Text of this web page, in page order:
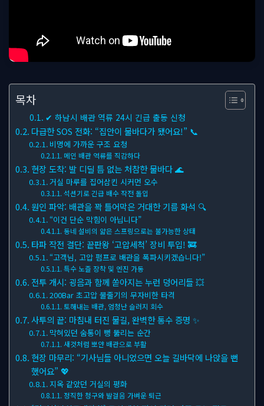
목차
✔ 하남시 배관 역류 24시 긴급 출동 신청
다급한 SOS 전화: “집안이 물바다가 됐어요!” 📞
비명에 가까운 구조 요청
메인 배관 역류를 직감하다
현장 도착: 발 디딜 틈 없는 처참한 물바다 🌊
거실 마루를 집어삼킨 시커먼 오수
석션기로 긴급 배수 작전 돌입
원인 파악: 배관을 꽉 틀어막은 거대한 기름 화석 🔍
“이건 단순 막힘이 아닙니다”
동네 설비의 얇은 스프링으로는 불가능한 상태
타파 작전 결단: 끝판왕 ‘고압세척’ 장비 투입! 🚒
“고객님, 고압 펌프로 배관을 폭파시키겠습니다!”
특수 노즐 장착 및 엔진 가동
전투 개시: 굉음과 함께 쏟아지는 누런 덩어리들 💥
200Bar 초고압 물줄기의 무자비한 타격
토해내는 배관, 엄청난 슬러지 회수
사투의 끝: 마침내 터진 물길, 완벽한 통수 증명 ✨
막혀있던 숨통이 뻥 뚫리는 순간
새것처럼 뽀얀 배관으로 부활
현장 마무리: “기사님들 아니었으면 오늘 길바닥에 나앉을 뻔
했어요” 💖
지옥 같았던 거실의 평화
정직한 청구와 발걸음 가벼운 퇴근